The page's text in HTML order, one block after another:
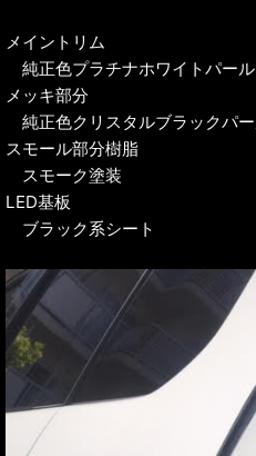
メイントリム
純正色プラチナホワイトパール
メッキ部分
純正色クリスタルブラックパー
スモール部分樹脂
スモーク塗装
LED基板
ブラック系シート